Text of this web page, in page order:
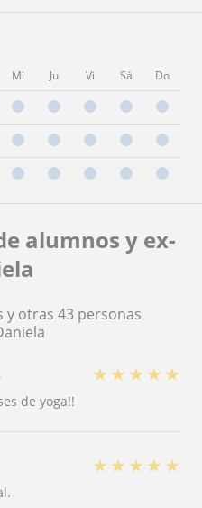
Mi Ju Vi Sá Do
alumnos y ex-
y otras 43 personas
★ ★ ★ ★ ★
de yoga!!
★ ★ ★ ★ ★